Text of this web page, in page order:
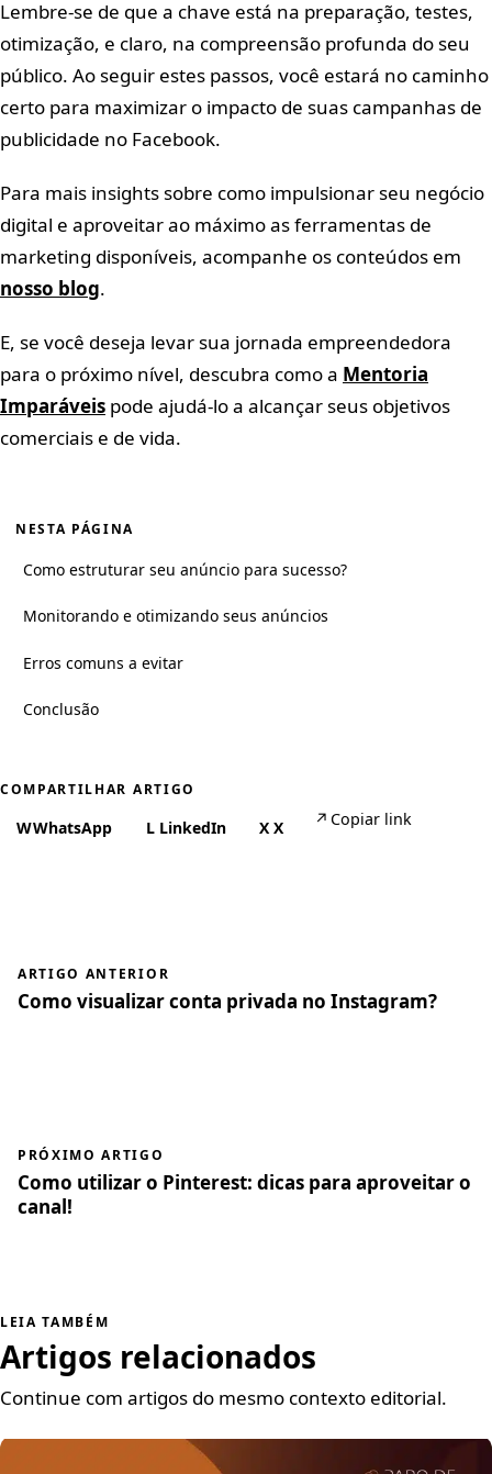
Lembre-se de que a chave está na preparação, testes,
otimização, e claro, na compreensão profunda do seu
público. Ao seguir estes passos, você estará no caminho
certo para maximizar o impacto de suas campanhas de
publicidade no Facebook.
Para mais insights sobre como impulsionar seu negócio
digital e aproveitar ao máximo as ferramentas de
marketing disponíveis, acompanhe os conteúdos em
nosso blog.
E, se você deseja levar sua jornada empreendedora
para o próximo nível, descubra como a Mentoria
Imparáveis pode ajudá-lo a alcançar seus objetivos
comerciais e de vida.
NESTA PÁGINA
Como estruturar seu anúncio para sucesso?
Monitorando e otimizando seus anúncios
Erros comuns a evitar
Conclusão
COMPARTILHAR ARTIGO
WWhatsApp L LinkedIn X X ↗ Copiar link
ARTIGO ANTERIOR
Como visualizar conta privada no Instagram?
PRÓXIMO ARTIGO
Como utilizar o Pinterest: dicas para aproveitar o
canal!
LEIA TAMBÉM
Artigos relacionados
Continue com artigos do mesmo contexto editorial.